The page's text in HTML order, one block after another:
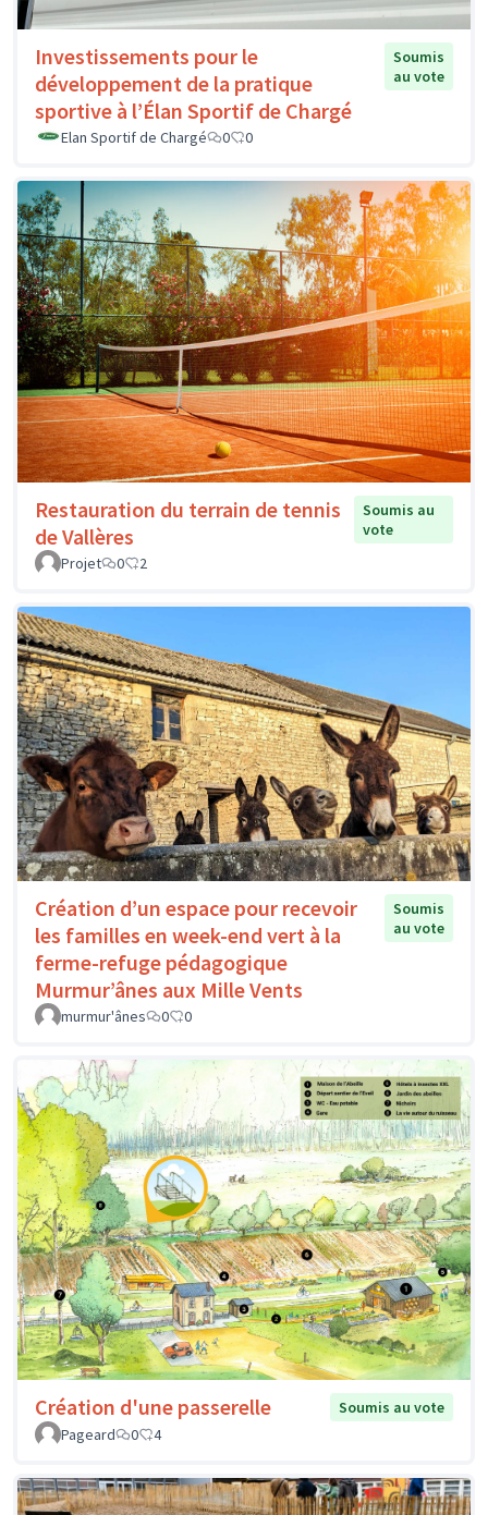
Investissements pour le
développement de la pratique
sportive à l’Élan Sportif de Chargé
Soumis
au vote
Elan Sportif de Chargé 0 0
Restauration du terrain de tennis
de Vallères
Soumis au
vote
Projet
0 2
Création d’un espace pour recevoir
les familles en week-end vert à la
ferme-refuge pédagogique
Murmur’ânes aux Mille Vents
Soumis
au vote
murmur'ânes 0 0
Création d'une passerelle
Soumis au vote
Pageard
0 4